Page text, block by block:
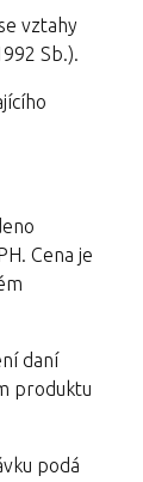
vztahy
Sb.).
Cena je
daní
produktu
podá